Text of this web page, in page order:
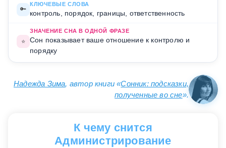
🔑
КЛЮЧЕВЫЕ СЛОВА
контроль, порядок, границы, ответственность
⭐
ЗНАЧЕНИЕ СНА В ОДНОЙ ФРАЗЕ
Сон показывает ваше отношение к контролю и
порядку
Надежда Зима, автор книги «Сонник: подсказки,
полученные во сне».
К чему снится
Администрирование